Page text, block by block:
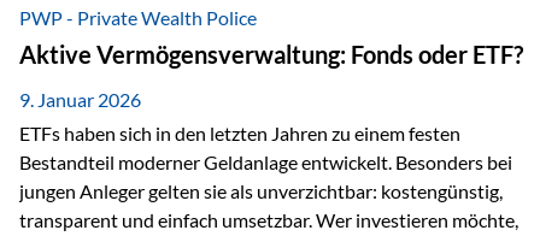
Inflationsrobustheit und Stabilisierung – eingebettet in eine
liechtensteinische Versicherungsstruktur. Die
Sicherheitsarchitektur: Liechtenstein als Strukturprinzip Die
Private Wealth Police positioniert sich mit einer dreistufigen
Sicherheitsarchitektur, die auf mehreren Ebenen ansetzt:
Stufe 1: Versicherer-Ebene • Versicherung mit…
PWP - Private Wealth Police
Aktive Vermögensverwaltung: Fonds oder ETF?
9. Januar 2026
ETFs haben sich in den letzten Jahren zu einem festen
Bestandteil moderner Geldanlage entwickelt. Besonders bei
jungen Anleger gelten sie als unverzichtbar: kostengünstig,
transparent und einfach umsetzbar. Wer investieren möchte,